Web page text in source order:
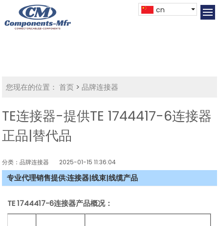
cn
您现在的位置： 首页 >品牌连接器
TE连接器-提供TE 1744417-6连接器
正品|替代品
分类：品牌连接器 2025-01-15 11:36:04
专业代理销售提供:连接器|线束|线缆产品
TE 1744417-6连接器产品概况：